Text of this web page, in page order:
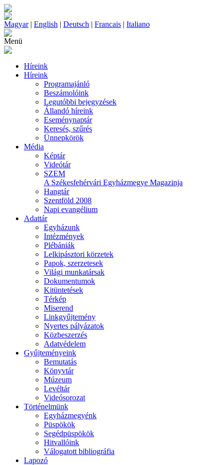
Magyar| English | Deutsch | Francais | Italiano
Menü
Híreink
Híreink
Programajánló
Beszámolóink
Legutóbbi bejegyzések
Állandó híreink
Eseménynaptár
Keresés, szűrés
Ünnepkörök
Média
Képtár
Videótár
SZEM
A Székesfehérvári Egyházmegye Magazinja
Hangtár
Szentföld 2008
Napi evangélium
Adattár
Egyházunk
Intézmények
Plébániák
Lelkipásztori körzetek
Papok, szerzetesek
Világi munkatársak
Dokumentumok
Kitüntetések
Térkép
Miserend
Linkgyűjtemény
Nyertes pályázatok
Közbeszerzés
Adatvédelem
Gyűjteményeink
Bemutatás
Könyvtár
Múzeum
Levéltár
Videósorozat
Történelmünk
Egyházmegyénk
Püspökök
Segédpüspökök
Hitvallóink
Válogatott bibliográfia
Lapozó